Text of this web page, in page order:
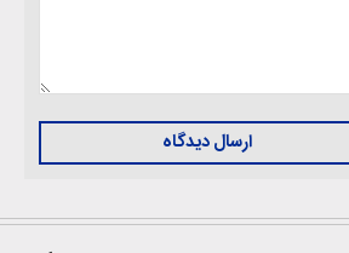
ارسال دیدگاه